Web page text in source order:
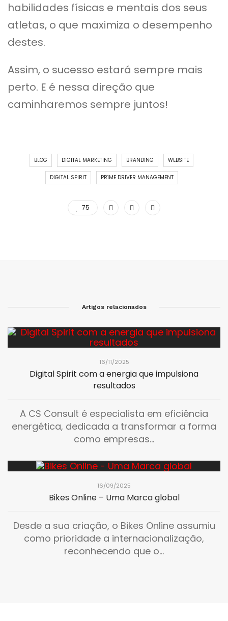
habilidades físicas e mentais dos seus
atletas, o que maximiza o desempenho
destes.
Assim, o sucesso estará sempre mais
perto. E é nessa direção que
caminharemos sempre juntos!
BLOG DIGITAL MARKETING BRANDING WEBSITE
DIGITAL SPIRIT PR1ME DRIVER MANAGEMENT
75
Artigos relacionados
16/11/2025
Digital Spirit com a energia que impulsiona
resultados
A CS Consult é especialista em eficiência
energética, dedicada a transformar a forma
como empresas...
16/09/2025
Bikes Online – Uma Marca global
Desde a sua criação, o Bikes Online assumiu
como prioridade a internacionalização,
reconhecendo que o...